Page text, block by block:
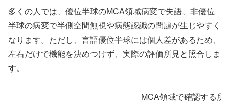
多くの人では、優位半球のMCA領域病変で失語、非優位
半球の病変で半側空間無視や病態認識の問題が生じやすく
なります。ただし、言語優位半球には個人差があるため、
左右だけで機能を決めつけず、実際の評価所見と照合しま
す。
MCA領域で確認する所